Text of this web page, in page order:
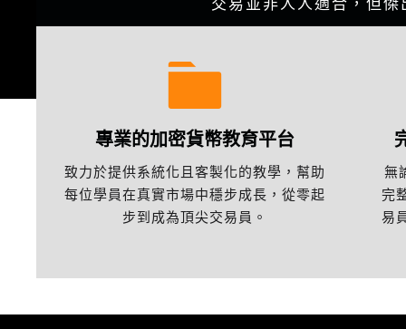
交易並非人人適合，但
專業的加密貨幣教育平台
致力於提供系統化且客製化的教學，幫助
每位學員在真實市場中穩步成長，從零起
步到成為頂尖交易員。
無
完
易